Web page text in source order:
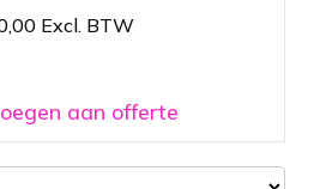
Excl. BTW
aan offerte